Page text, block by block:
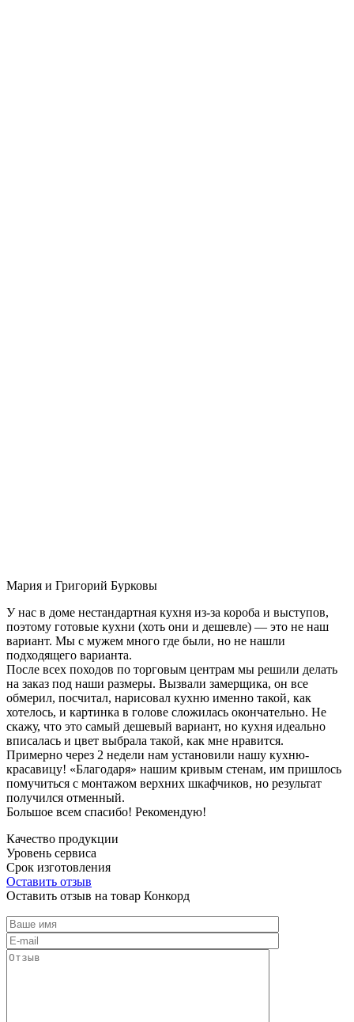
Мария и Григорий Бурковы
У нас в доме нестандартная кухня из-за короба и выступов,
поэтому готовые кухни (хоть они и дешевле) — это не наш
вариант. Мы с мужем много где были, но не нашли
подходящего варианта.
После всех походов по торговым центрам мы решили делать
на заказ под наши размеры. Вызвали замерщика, он все
обмерил, посчитал, нарисовал кухню именно такой, как
хотелось, и картинка в голове сложилась окончательно. Не
скажу, что это самый дешевый вариант, но кухня идеально
вписалась и цвет выбрала такой, как мне нравится.
Примерно через 2 недели нам установили нашу кухню-
красавицу! «Благодаря» нашим кривым стенам, им пришлось
помучиться с монтажом верхних шкафчиков, но результат
получился отменный.
Большое всем спасибо! Рекомендую!
Качество продукции
Уровень сервиса
Срок изготовления
Оставить отзыв
Оставить отзыв на товар Конкорд